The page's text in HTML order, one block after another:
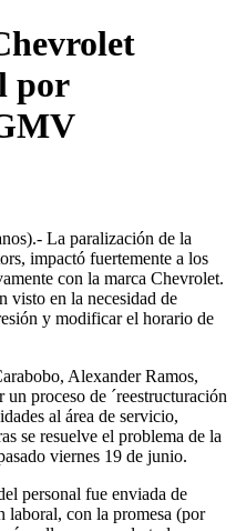
por
La paralización de la
impactó fuertemente a los
con la marca Chevrolet.
visto en la necesidad de
y modificar el horario de
Alexander Ramos,
proceso de ´reestructuración
al área de servicio,
se resuelve el problema de la
viernes 19 de junio.
personal fue enviada de
laboral, con la promesa (por